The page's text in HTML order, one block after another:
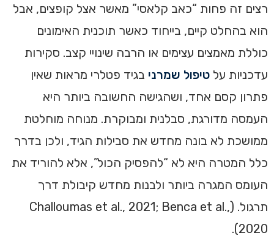
רצים זה פחות “כאב קלאסי” מאשר אצל קופצים, אבל
הוא בהחלט קיים, בייחוד כאשר תוכנית האימונים
כוללת מאמצים עצימים או הרבה שינויי קצב. סקירות
עדכניות על טיפול שמרני בגיד פטלרי מראות שאין
פתרון קסם אחד, ושהגישה החשובה ביותר היא
העמסה מדורגת, סבלנית ומבוקרת. מנוחה מוחלטת
ממושכת לא בונה מחדש את סבילות הגיד, ולכן בדרך
כלל המטרה היא לא “להפסיק הכול”, אלא להוריד את
העומס המגרה ביותר ולבנות מחדש קיבולת דרך
תרגול. (Challoumas et al., 2021; Benca et al.,
2020).